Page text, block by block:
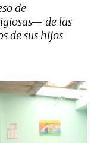
de
de las
de sus hijos